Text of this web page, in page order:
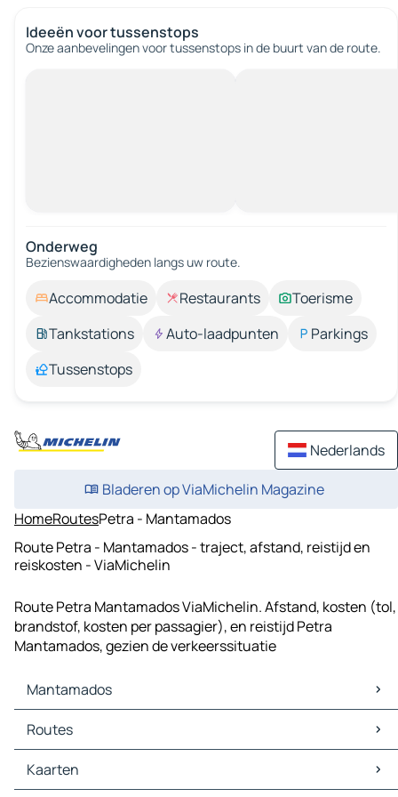
Ideeën voor tussenstops
Onze aanbevelingen voor tussenstops in de buurt van de route.
Onderweg
Bezienswaardigheden langs uw route.
Accommodatie Restaurants
Toerisme
Tankstations
Auto-laadpunten
Parkings
Tussenstops
Nederlands
Bladeren op ViaMichelin Magazine
HomeRoutesPetra - Mantamados
Route Petra - Mantamados - traject, afstand, reistijd en
reiskosten - ViaMichelin
Route Petra Mantamados ViaMichelin. Afstand, kosten (tol,
brandstof, kosten per passagier), en reistijd Petra
Mantamados, gezien de verkeerssituatie
Mantamados
Mantamados Kaarten
Mantamados Verkeer
Mantamados Hotels
Mantamados Restaurants
Routes
Routes Mantamados - Kalloni
Routes Mantamados - Petra
Kaarten